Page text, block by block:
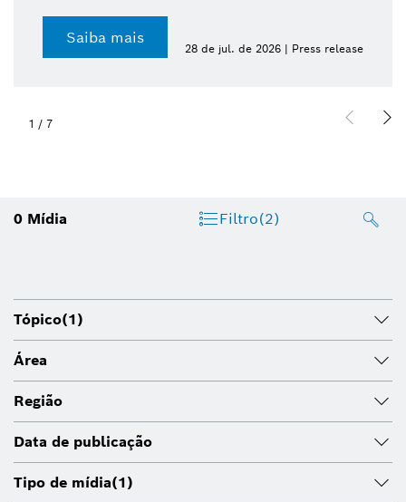
Saiba mais
28 de jul. de 2026 | Press release
1 / 7
0 Mídia Filtro(2)
Tópico(1)
Área
Região
Data de publicação
Tipo de mídia(1)